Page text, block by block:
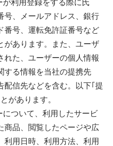
利用登録をする際に氏
号、メールアドレス、銀行
番号、運転免許証番号など
があります。また、ユーザ
れた、ユーザーの個人情報
する情報を当社の提携先
配信先などを含む。以下｢提
があります。
ついて、利用したサービ
商品、閲覧したページや広
利用日時、利用方法、利用